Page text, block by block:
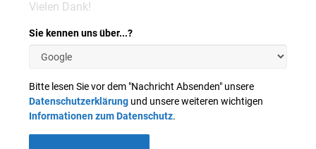
Vielen Dank!
Sie kennen uns über...?
Bitte lesen Sie vor dem "Nachricht Absenden" unsere
Datenschutzerklärung und unsere weiteren wichtigen
Informationen zum Datenschutz.